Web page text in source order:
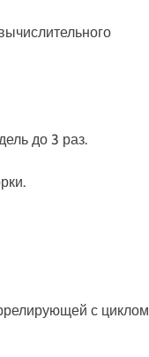
до 3 раз.
с циклом